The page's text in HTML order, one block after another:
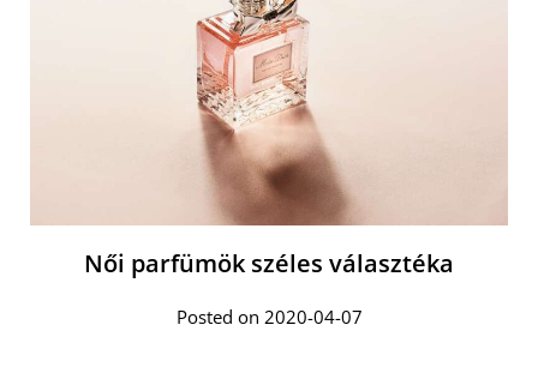
Női parfümök széles választéka
Posted on 2020-04-07